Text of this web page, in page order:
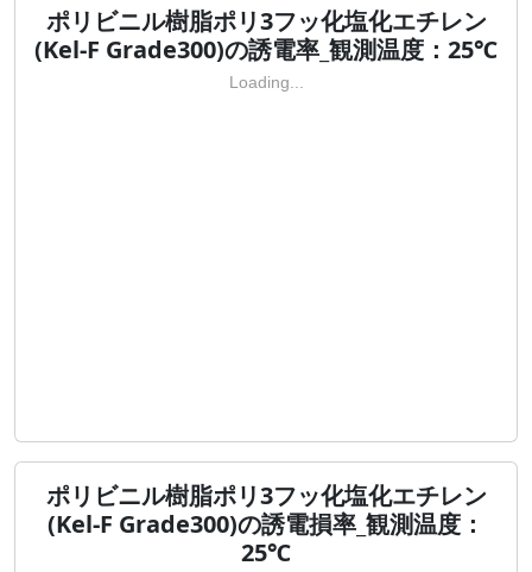
ポリビニル樹脂ポリ3フッ化塩化エチレン
(Kel-F Grade300)の誘電率_観測温度：25℃
Loading...
ポリビニル樹脂ポリ3フッ化塩化エチレン
(Kel-F Grade300)の誘電損率_観測温度：
25℃